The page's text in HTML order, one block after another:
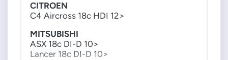
CITROEN
C4 Aircross 18c HDI 12>
MITSUBISHI
ASX 18c DI-D 10>
Lancer 18c DI-D 10>